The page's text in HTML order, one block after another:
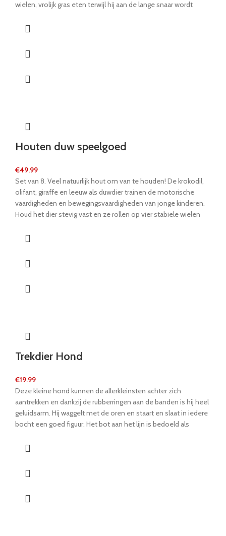
wielen, vrolijk gras eten terwijl hij aan de lange snaar wordt
langdurig speelplezier tijdens de eerste stappen van een kind -
Houten duw speelgoed
€49.99
Set van 8. Veel natuurlijk hout om van te houden! De krokodil,
olifant, giraffe en leeuw als duwdier trainen de motorische
vaardigheden en bewegingsvaardigheden van jonge kinderen.
Houd het dier stevig vast en ze rollen op vier stabiele wielen
uw handen en het eenvoudige ontwerp maakt indruk op
verkoopteller.
Trekdier Hond
€19.99
Deze kleine hond kunnen de allerkleinsten achter zich
aantrekken en dankzij de rubberringen aan de banden is hij heel
geluidsarm. Hij waggelt met de oren en staart en slaat in iedere
bocht een goed figuur. Het bot aan het lijn is bedoeld als